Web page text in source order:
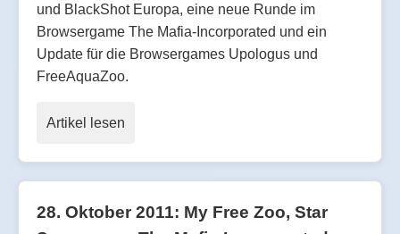
und BlackShot Europa, eine neue Runde im
Browsergame The Mafia-Incorporated und ein
Update für die Browsergames Upologus und
FreeAquaZoo.
Artikel lesen
28. Oktober 2011: My Free Zoo, Star